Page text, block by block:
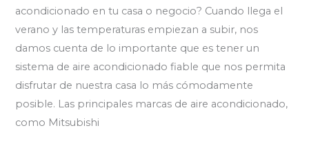
acondicionado en tu casa o negocio? Cuando llega el
verano y las temperaturas empiezan a subir, nos
damos cuenta de lo importante que es tener un
sistema de aire acondicionado fiable que nos permita
disfrutar de nuestra casa lo más cómodamente
posible. Las principales marcas de aire acondicionado,
como Mitsubishi
split.
¿Cuál
es
mejor?